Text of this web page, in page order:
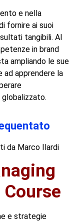
e nella
fornire ai suoi
tangibili. Al
in brand
ampliando le sue
ad apprendere la
da Marco Ilardi
e strategie